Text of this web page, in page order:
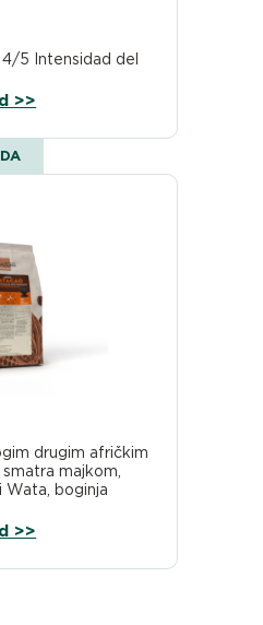
5 Intensidad del
>>
drugim afričkim
majkom,
Wata, boginja
>>